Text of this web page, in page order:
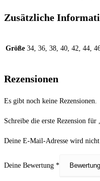
Zusätzliche
Größe 34, 36, 38, 40, 42, 44,
Rezensionen
Es gibt noch keine Rezensionen.
Schreibe die erste Rezension
Deine E-Mail-Adresse wird
Deine Bewertung *